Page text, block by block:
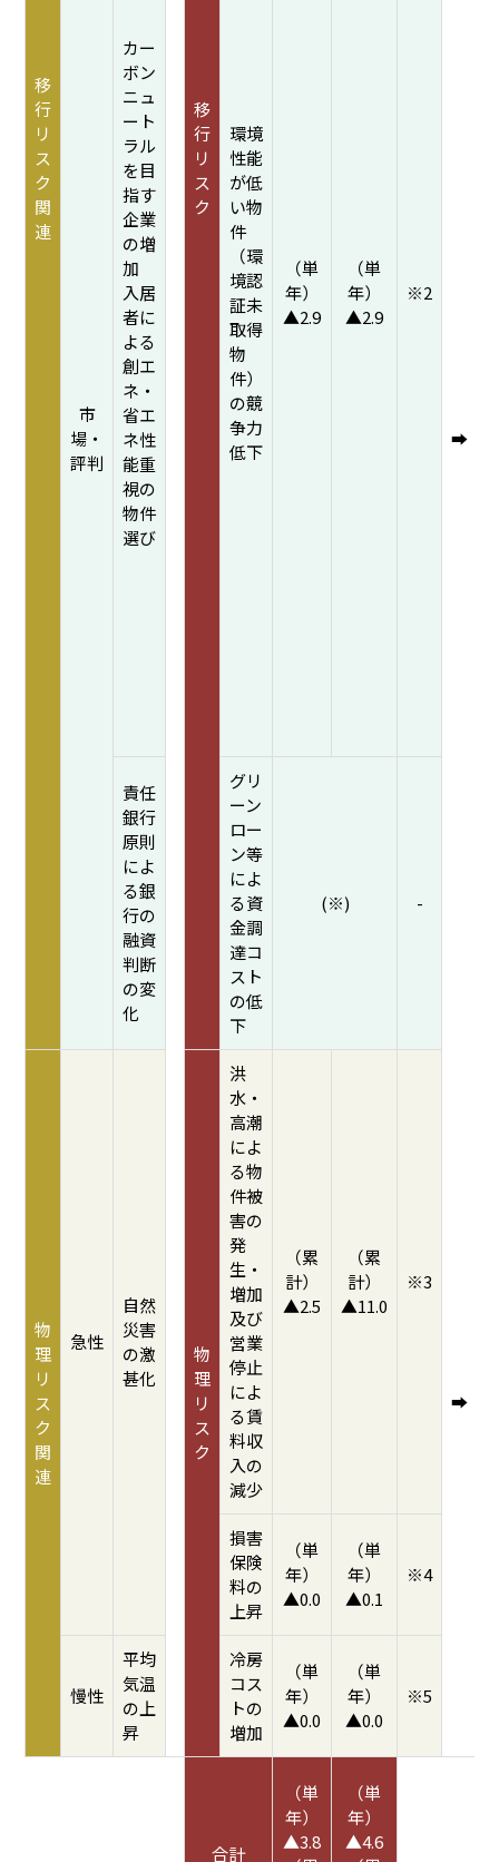
移
行
リ
ス
ク
関
連
移
行
リ
ス
ク
市
場・
評判
カー
ボン
ニュ
ート
ラル
を目
指す
企業
の増
加
入居
者に
よる
創エ
ネ・
省エ
ネ性
能重
視の
物件
選び
環境
性能
が低
い物
件
（環
境認
証未
取得
物
件）
の競
争力
低下
（単
年）
▲2.9
（単
年）
▲2.9
※2
➡
責任
銀行
原則
によ
る銀
行の
融資
判断
の変
化
グリ
ーン
ロー
ン等
によ
る資
金調
達コ
スト
の低
下
(※) -
物
理
リ
ス
ク
関
連
急性
自然
災害
の激
甚化
物
理
リ
ス
ク
洪
水・
高潮
によ
る物
件被
害の
発
生・
増加
及び
営業
停止
によ
る賃
料収
入の
減少
（累
計）
▲2.5
（累
計）
▲11.0
※3
➡
損害
保険
料の
上昇
（単
年）
▲0.0
（単
年）
▲0.1
※4
慢性
平均
気温
の上
昇
冷房
コス
トの
増加
（単
年）
▲0.0
（単
年）
▲0.0
※5
合計
（単
年）
▲3.8
（単
年）
▲4.6